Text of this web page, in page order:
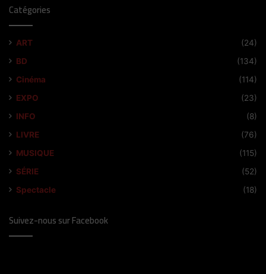
Catégories
ART
(24)
BD
(134)
Cinéma
(114)
EXPO
(23)
INFO
(8)
LIVRE
(76)
MUSIQUE
(115)
SÉRIE
(52)
Spectacle
(18)
Suivez-nous sur Facebook